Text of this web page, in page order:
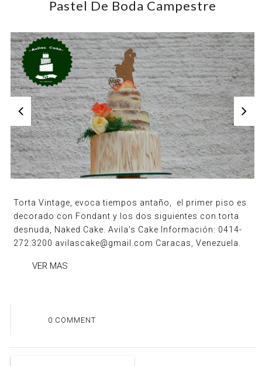
Pastel De Boda Campestre
Torta Vintage, evoca tiempos antaño, el primer piso es
decorado con Fondant y los dos siguientes con torta
desnuda, Naked Cake. Avila's Cake Información: 0414-
272.3200 avilascake@gmail.com Caracas, Venezuela.
VER MAS
0 COMMENT